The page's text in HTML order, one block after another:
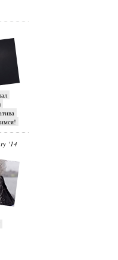
‘14